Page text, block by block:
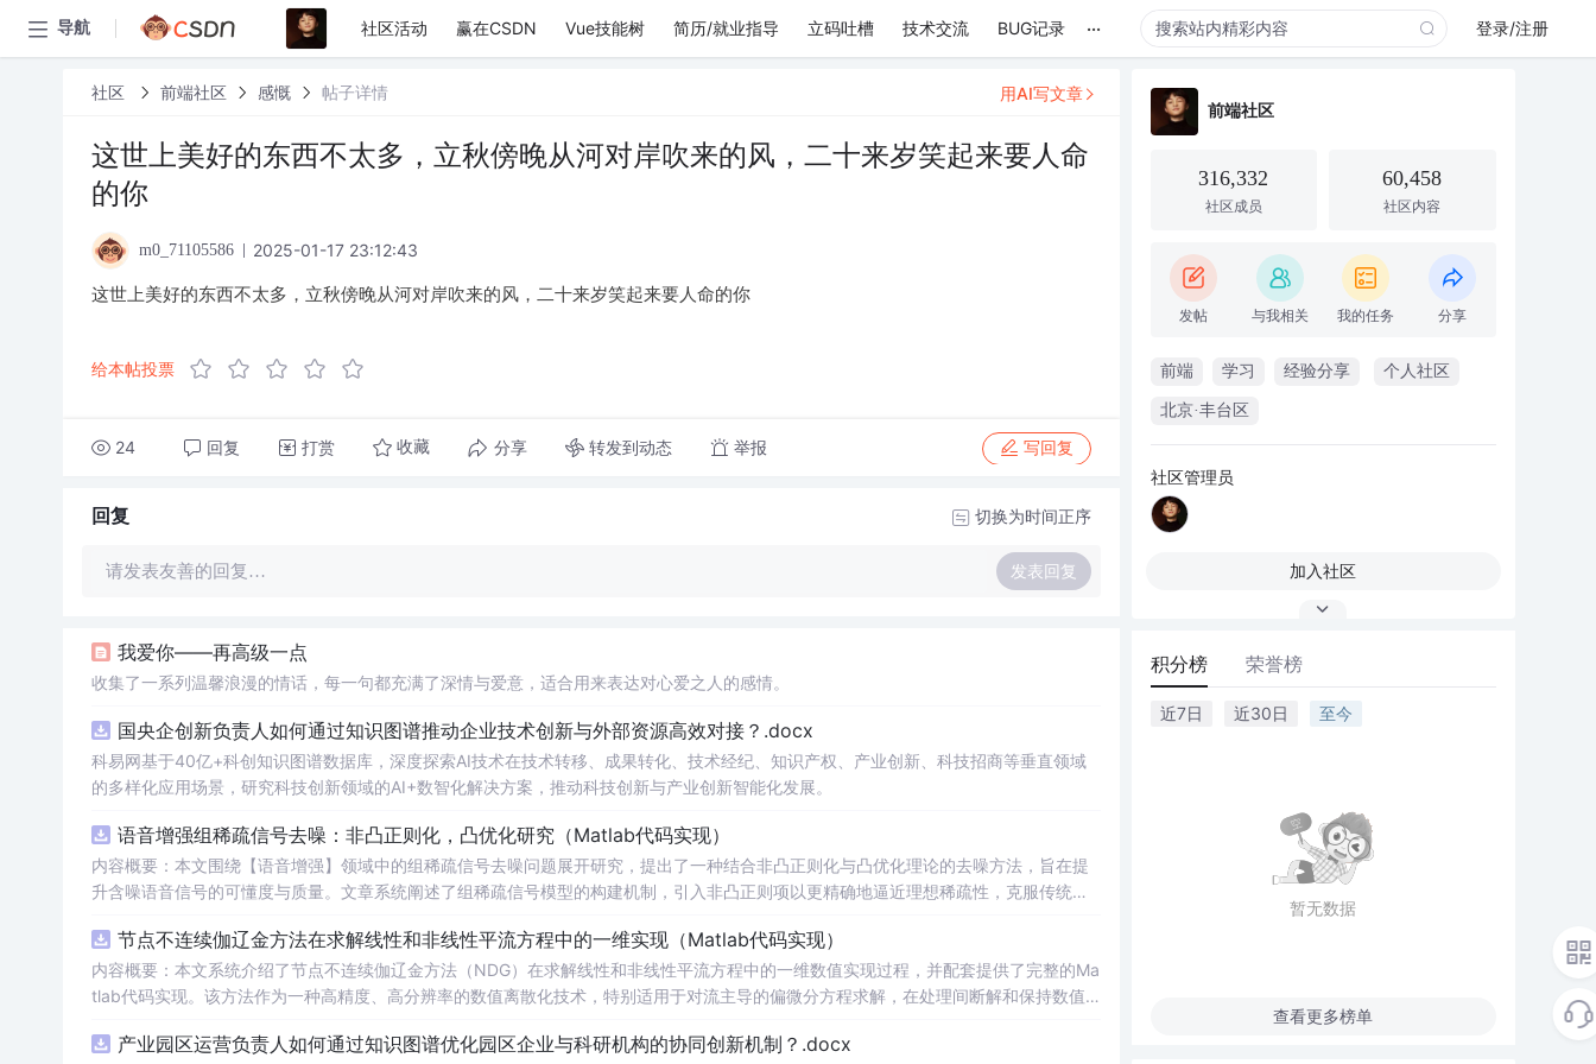
导航 社区活动 赢在CSDN Vue技能树 简历/就业指导 立码吐槽 技术交流 BUG记录 ... 登录/注册
社区 前端社区 感慨 帖子详情
这世上美好的东西不太多，立秋傍晚从河对岸吹来的风，二十来岁笑起来要人命
的你
m0_71105586 2025-01-17 23:12:43
这世上美好的东西不太多，立秋傍晚从河对岸吹来的风，二十来岁笑起来要人命的你
给本帖投票
24 回复 打赏 收藏 分享 转发到动态 举报 写回复
用AI写文章
回复 切换为时间正序
请发表友善的回复… 发表回复
我爱你——再高级一点
收集了一系列温馨浪漫的情话，每一句都充满了深情与爱意，适合用来表达对心爱之人的感情。
国央企创新负责人如何通过知识图谱推动企业技术创新与外部资源高效对接？.docx
科易网基于40亿+科创知识图谱数据库，深度探索AI技术在技术转移、成果转化、技术经纪、知识产权、产业创新、科技招商等垂直领域
的多样化应用场景，研究科技创新领域的AI+数智化解决方案，推动科技创新与产业创新智能化发展。
语音增强组稀疏信号去噪：非凸正则化，凸优化研究（Matlab代码实现）
内容概要：本文围绕【语音增强】领域中的组稀疏信号去噪问题展开研究，提出了一种结合非凸正则化与凸优化理论的去噪方法，旨在提
升含噪语音信号的可懂度与质量。文章系统阐述了组稀疏信号模型的构建机制，引入非凸正则项以更精确地逼近理想稀疏性，克服传统凸
语音信号预处理、稀疏系数求解、去噪重构等关键环节，并配套提供可复现的代码资源，便于研究人员进一步验证与拓展。该方法在保留
数学可处理性的同时显著增强了去噪性能，尤其适用于低信噪比环境下的语音恢复任务。; 适合人群：具备一定信号与系统、数字信号处理
理论基础，熟悉稀疏表示与最优化方法，且拥有Matlab编程能力的研究生、科研人员及从事语音增强、音频工程、通信系统等相关领域的
课程或科研项目中的教学案例，帮助深入理解稀疏表示、非凸优化与凸优化算法的融合机制；③为后续研究非凸正则化在图像去噪、生物
节点不连续伽辽金方法在求解线性和非线性平流方程中的一维实现（Matlab代码实现）
内容概要：本文系统介绍了节点不连续伽辽金方法（NDG）在求解线性和非线性平流方程中的一维数值实现过程，并配套提供了完整的Ma
tlab代码实现。该方法作为一种高精度、高分辨率的数值离散化技术，特别适用于对流主导的偏微分方程求解，在处理间断解和保持数值
（如显式Runge-Kutta方法）以及边界条件的实施策略。通过多个典型算例（如线性对流、Burgers方程等）的仿真分析，充分验证了该方
产业园区运营负责人如何通过知识图谱优化园区企业与科研机构的协同创新机制？.docx
前端社区
316,332
社区成员
60,458
社区内容
发帖 与我相关 我的任务 分享
前端 学习 经验分享 个人社区
北京·丰台区
社区管理员
加入社区
积分榜 荣誉榜
近7日 近30日 至今
暂无数据
查看更多榜单